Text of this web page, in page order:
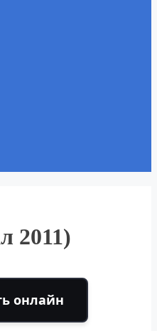
2011)
онлайн